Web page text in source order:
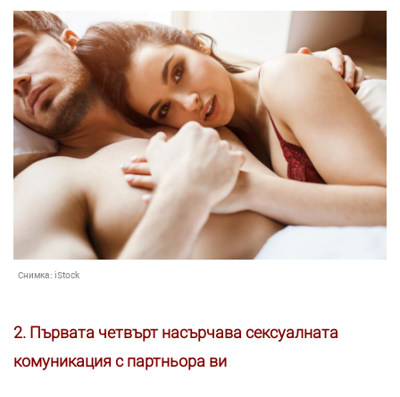
Снимка: iStock
2. Първата четвърт насърчава сексуалната
комуникация с партньора ви